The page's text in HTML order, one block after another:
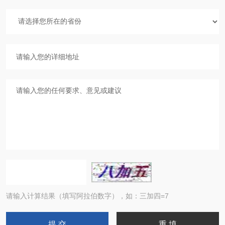
请输入计算结果（填写阿拉伯数字），如：三加四=7